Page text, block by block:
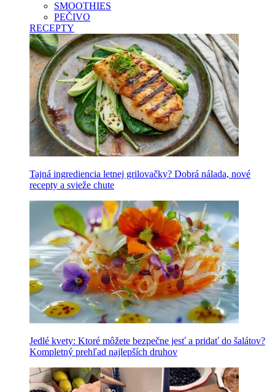
SMOOTHIES
PEČIVO
RECEPTY
Tajná ingrediencia letnej grilovačky? Dobrá nálada, nové
recepty a svieže chute
Jedlé kvety: Ktoré môžete bezpečne jesť a pridať do šalátov?
Kompletný prehľad najlepších druhov